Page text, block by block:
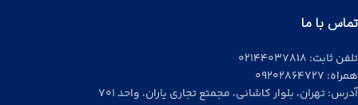
تماس با ما
تلفن ثابت: 02144037818
همراه: 09202864727
آدرس: تهران، بلوار کاشانی، مجمتع تجاری یاران، واحد 701